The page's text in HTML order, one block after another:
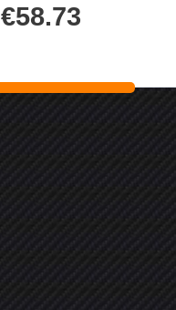
€58.73